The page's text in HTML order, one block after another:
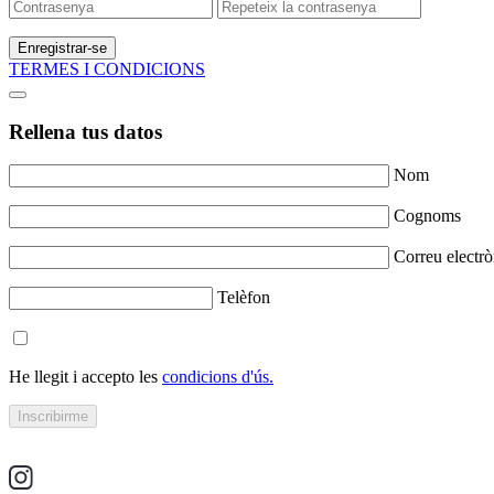
Enregistrar-se
TERMES I CONDICIONS
Rellena tus datos
Nom
Cognoms
Correu
Telèfon
He llegit i accepto les condicions d'ús.